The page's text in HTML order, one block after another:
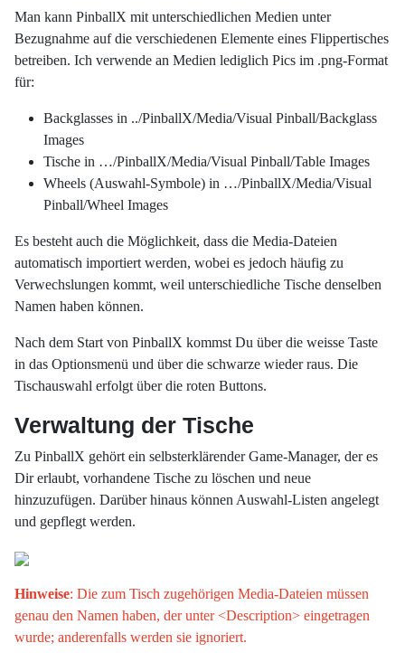
Man kann PinballX mit unterschiedlichen Medien unter
Bezugnahme auf die verschiedenen Elemente eines Flippertisches
betreiben. Ich verwende an Medien lediglich Pics im .png-Format
für:
Backglasses in ../PinballX/Media/Visual Pinball/Backglass
Images
Tische in …/PinballX/Media/Visual Pinball/Table Images
Wheels (Auswahl-Symbole) in …/PinballX/Media/Visual
Pinball/Wheel Images
Es besteht auch die Möglichkeit, dass die Media-Dateien
automatisch importiert werden, wobei es jedoch häufig zu
Verwechslungen kommt, weil unterschiedliche Tische denselben
Namen haben können.
Nach dem Start von PinballX kommst Du über die weisse Taste
in das Optionsmenü und über die schwarze wieder raus. Die
Tischauswahl erfolgt über die roten Buttons.
Verwaltung der Tische
Zu PinballX gehört ein selbsterklärender Game-Manager, der es
Dir erlaubt, vorhandene Tische zu löschen und neue
hinzuzufügen. Darüber hinaus können Auswahl-Listen angelegt
und gepflegt werden.
Hinweise: Die zum Tisch zugehörigen Media-Dateien müssen
genau den Namen haben, der unter <Description> eingetragen
wurde; anderenfalls werden sie ignoriert.